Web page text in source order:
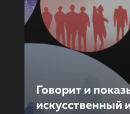
Говорит и
искусственный